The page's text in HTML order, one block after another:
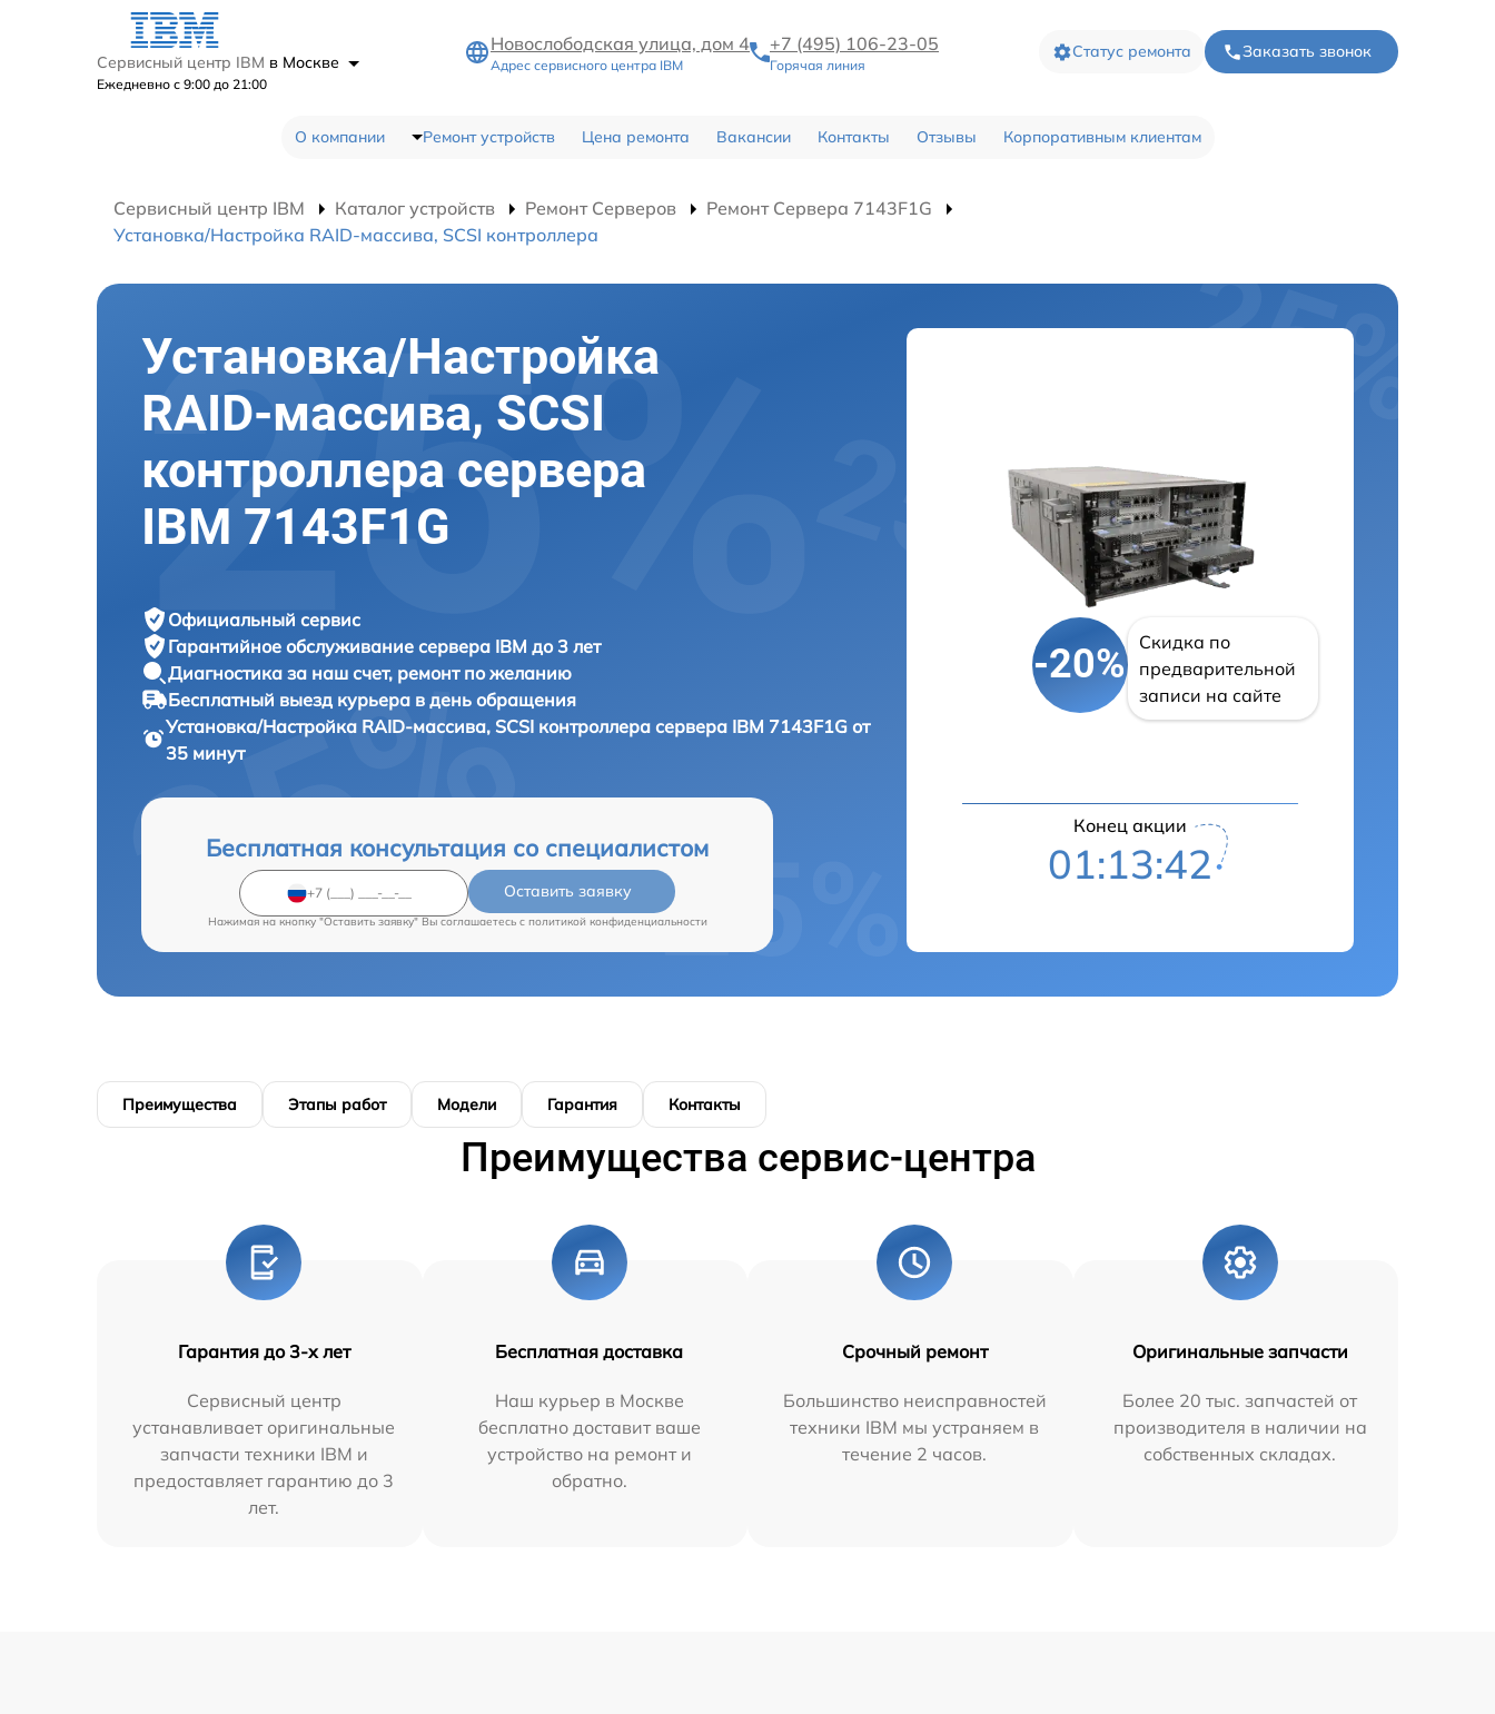
Сервисный центр IBM в Москве
Ежедневно с 9:00 до 21:00
Новослободская улица, дом 4
Адрес сервисного центра IBM
+7 (495) 106-23-05
Горячая линия
Статус ремонта Заказать звонок
О компании Ремонт устройств Цена ремонта Вакансии Контакты Отзывы Корпоративным клиентам
Сервисный центр IBM Каталог устройств Ремонт Серверов
Ремонт Сервера 7143F1G
Установка/Настройка RAID-массива, SCSI контроллера
Установка/Настройка
RAID-массива, SCSI
контроллера сервера
IBM 7143F1G
Официальный сервис
Гарантийное обслуживание сервера IBM до 3 лет
Диагностика за наш счет, ремонт по желанию
Бесплатный выезд курьера в день обращения
Установка/Настройка RAID-массива, SCSI контроллера сервера IBM 7143F1G от
35 минут
Бесплатная консультация со специалистом
Оставить заявку
Нажимая на кнопку "Оставить заявку" Вы соглашаетесь c политикой конфиденциальности
-20%
Скидка по
предварительной
записи на сайте
Конец акции
01:13:41
Преимущества Этапы работ Модели Гарантия Контакты
Преимущества сервис-центра
Гарантия до 3-х лет
Сервисный центр
устанавливает оригинальные
запчасти техники IBM и
предоставляет гарантию до 3
лет.
Бесплатная доставка
Наш курьер в Москве
бесплатно доставит ваше
устройство на ремонт и
обратно.
Срочный ремонт
Большинство неисправностей
техники IBM мы устраняем в
течение 2 часов.
Оригинальные запчасти
Более 20 тыс. запчастей от
производителя в наличии на
собственных складах.